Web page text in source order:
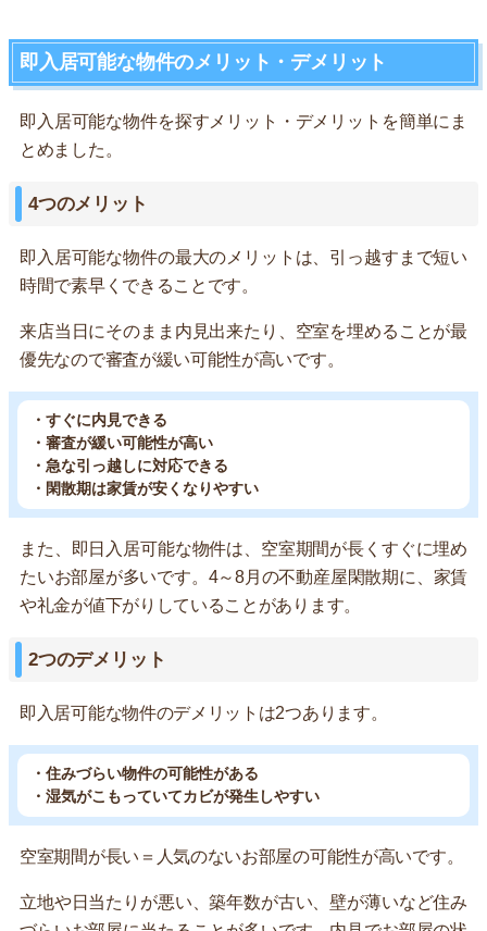
即入居可能な物件のメリット・デメリット
即入居可能な物件を探すメリット・デメリットを簡単にま
とめました。
4つのメリット
即入居可能な物件の最大のメリットは、引っ越すまで短い
時間で素早くできることです。
来店当日にそのまま内見出来たり、空室を埋めることが最
優先なので審査が緩い可能性が高いです。
・すぐに内見できる
・審査が緩い可能性が高い
・急な引っ越しに対応できる
・閑散期は家賃が安くなりやすい
また、即日入居可能な物件は、空室期間が長くすぐに埋め
たいお部屋が多いです。4～8月の不動産屋閑散期に、家賃
や礼金が値下がりしていることがあります。
2つのデメリット
即入居可能な物件のデメリットは2つあります。
・住みづらい物件の可能性がある
・湿気がこもっていてカビが発生しやすい
空室期間が長い＝人気のないお部屋の可能性が高いです。
立地や日当たりが悪い、築年数が古い、壁が薄いなど住み